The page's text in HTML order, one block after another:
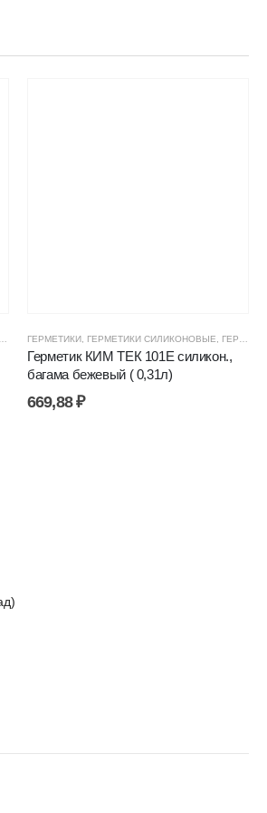
,ГЕРМЕТИКИ, КЛЕИ, ПЕНЫ,ЦЕНОВЫЕ
ГЕРМЕТИКИ, ГЕРМЕТИКИ СИЛИКОНОВЫЕ, ГЕРМЕТИКИ, КЛЕИ, ПЕНЫ
Герметик КИМ ТЕК 101Е силикон.,
багама бежевый ( 0,31л)
669,88₽